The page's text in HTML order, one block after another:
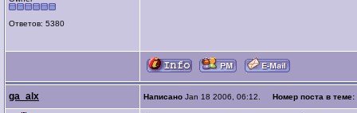
Ответов: 5380
ga_alx Написано Jan 18 2006, 06:12. Номер поста в теме: